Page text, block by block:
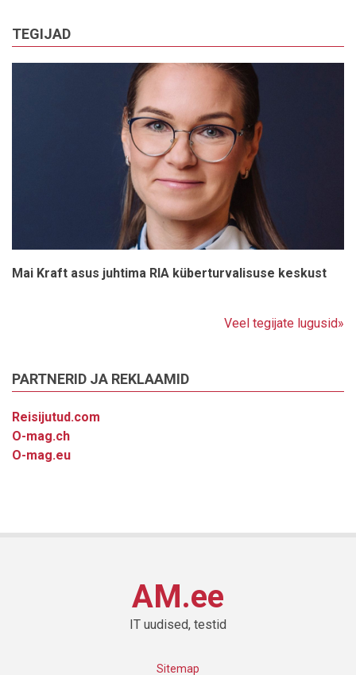
TEGIJAD
Mai Kraft asus juhtima RIA küberturvalisuse keskust
Veel tegijate lugusid»
PARTNERID JA REKLAAMID
Reisijutud.com
O-mag.ch
O-mag.eu
AM.ee
IT uudised, testid
Sitemap